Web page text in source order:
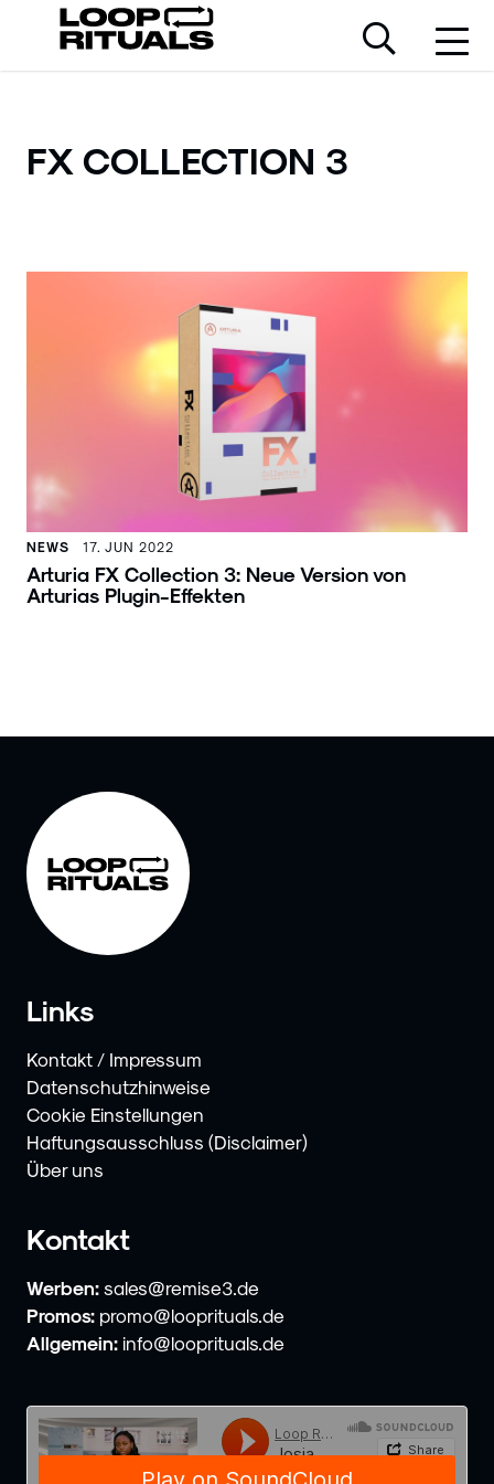
FX COLLECTION 3
NEWS 17. JUN 2022
Arturia FX Collection 3: Neue Version von
Arturias Plugin-Effekten
Links
Kontakt / Impressum
Datenschutzhinweise
Cookie Einstellungen
Haftungsausschluss (Disclaimer)
Über uns
Kontakt
Werben: sales@remise3.de
Promos: promo@looprituals.de
Allgemein: info@looprituals.de